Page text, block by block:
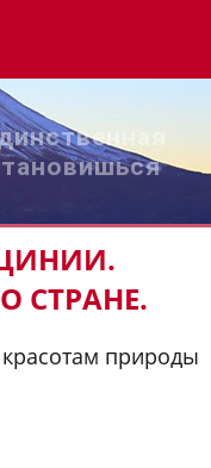
СТРАНЕ.
природы